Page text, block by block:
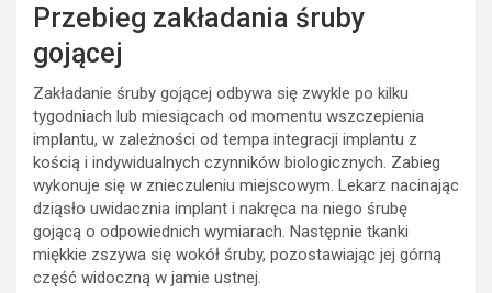
Przebieg zakładania śruby
gojącej
Zakładanie śruby gojącej odbywa się zwykle po kilku
tygodniach lub miesiącach od momentu wszczepienia
implantu, w zależności od tempa integracji implantu z
kością i indywidualnych czynników biologicznych. Zabieg
wykonuje się w znieczuleniu miejscowym. Lekarz nacinając
dziąsło uwidacznia implant i nakręca na niego śrubę
gojącą o odpowiednich wymiarach. Następnie tkanki
miękkie zszywa się wokół śruby, pozostawiając jej górną
część widoczną w jamie ustnej.